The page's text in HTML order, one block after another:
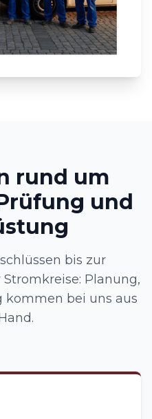
rund um
und
bis zur
Planung,
kommen bei uns aus